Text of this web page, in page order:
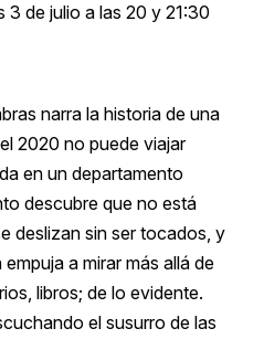
3 de julio a las 20 y 21:30
narra la historia de una
2020 no puede viajar
en un departamento
descubre que no está
deslizan sin ser tocados, y
a mirar más allá de
libros; de lo evidente.
el susurro de las